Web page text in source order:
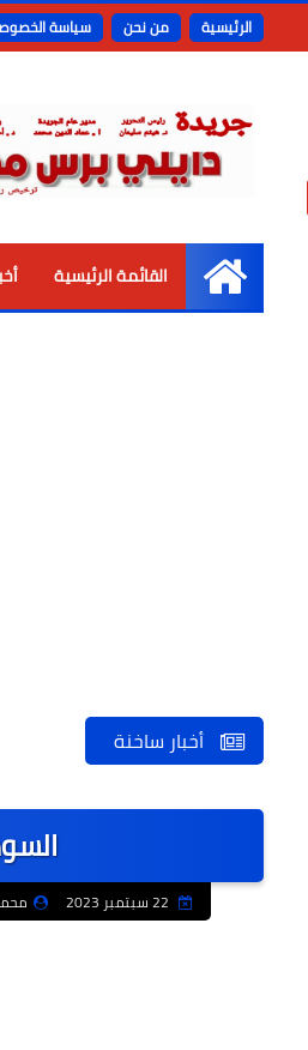
الرئيسية من نحن سياسة
الرئيسية
القائمة الرئيسية
أخبار ساخنة